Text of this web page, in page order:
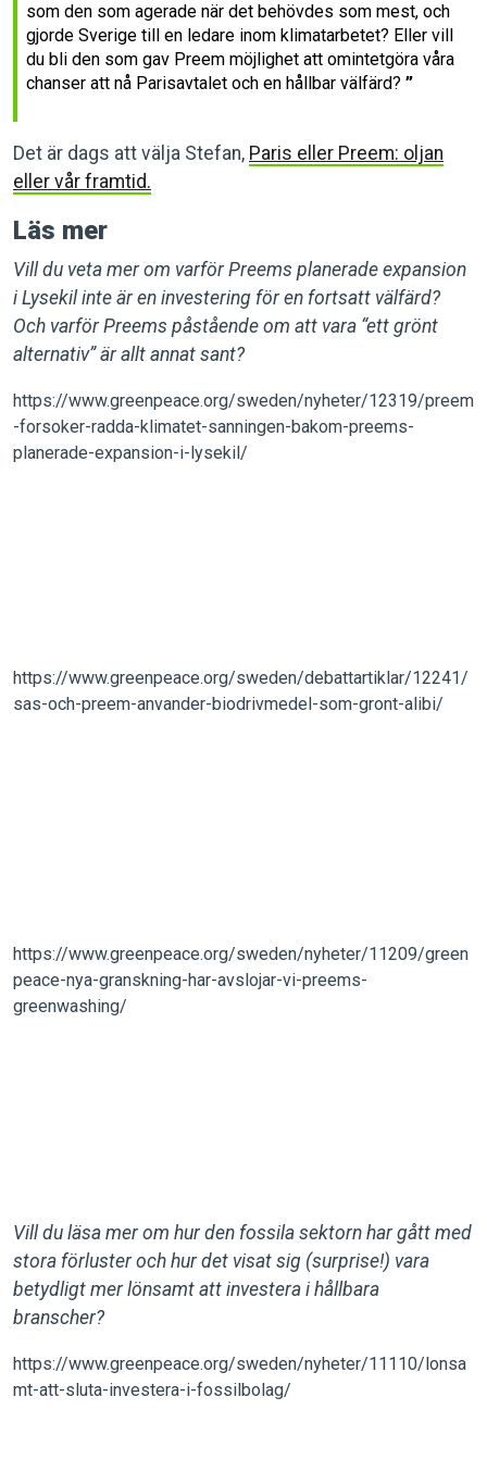
som den som agerade när det behövdes som mest, och
gjorde Sverige till en ledare inom klimatarbetet? Eller vill
du bli den som gav Preem möjlighet att omintetgöra våra
chanser att nå Parisavtalet och en hållbar välfärd?
Det är dags att välja Stefan, Paris eller Preem: oljan
eller vår framtid.
Läs mer
Vill du veta mer om varför Preems planerade expansion
i Lysekil inte är en investering för en fortsatt välfärd?
Och varför Preems påstående om att vara “ett grönt
alternativ” är allt annat sant?
https://www.greenpeace.org/sweden/nyheter/12319/preem
-forsoker-radda-klimatet-sanningen-bakom-preems-
planerade-expansion-i-lysekil/
https://www.greenpeace.org/sweden/debattartiklar/12241/
sas-och-preem-anvander-biodrivmedel-som-gront-alibi/
https://www.greenpeace.org/sweden/nyheter/11209/green
peace-nya-granskning-har-avslojar-vi-preems-
greenwashing/
Vill du läsa mer om hur den fossila sektorn har gått med
stora förluster och hur det visat sig (surprise!) vara
betydligt mer lönsamt att investera i hållbara
branscher?
https://www.greenpeace.org/sweden/nyheter/11110/lonsa
mt-att-sluta-investera-i-fossilbolag/